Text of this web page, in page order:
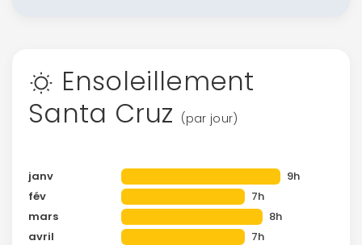
Ensoleillement
Santa Cruz (par jour)
janv
9h
fév
7h
mars
8h
avril
7h